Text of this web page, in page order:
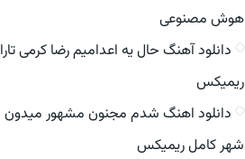
هوش مصنوعی
دانلود آهنگ حال یه اعدامیم رضا کرمی تارا
ریمیکس
دانلود اهنگ شدم مجنون مشهور میدون
شهر کامل ریمیکس